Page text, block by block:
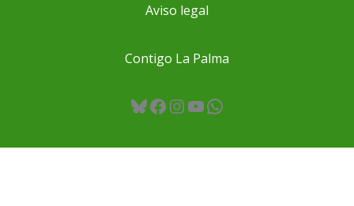
Aviso legal
Contigo La Palma
Bluesky
Facebook
Instagram
YouTube
WhatsApp